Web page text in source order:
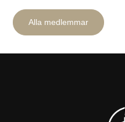
Alla medlemmar